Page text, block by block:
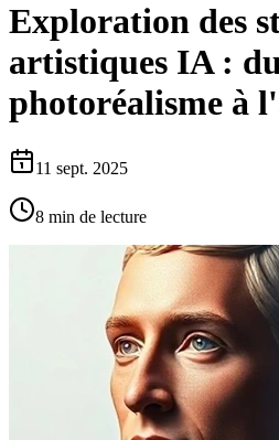
Exploration des
artistiques IA :
photoréalisme à
11 sept. 2025
8 min de lecture